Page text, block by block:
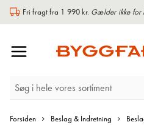
Fri fragt fra 1 990 kr. Gælder ikke for
Forsiden Beslag & Indretning